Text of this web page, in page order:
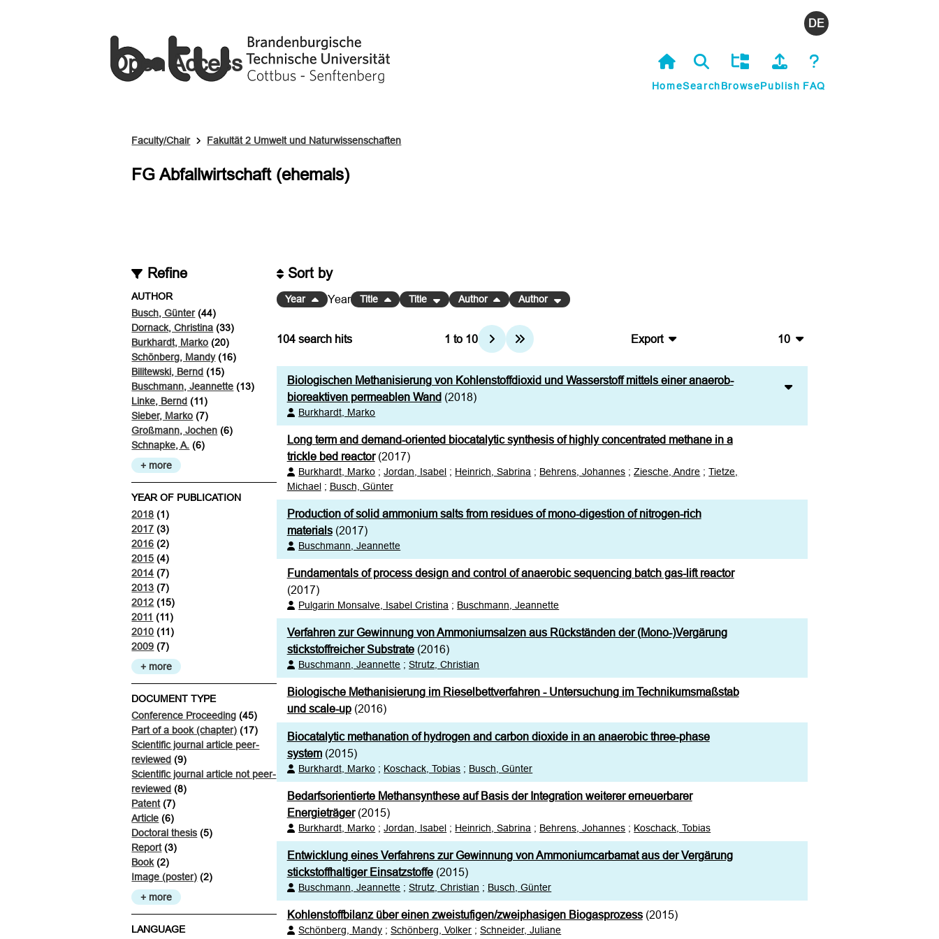
Open Access
HomeSearchBrowsePublish FAQ
Faculty/Chair Fakultät 2 Umwelt und Naturwissenschaften
FG Abfallwirtschaft (ehemals)
Refine
AUTHOR
Busch, Günter(44)
Dornack, Christina (33)
Burkhardt, Marko (20)
Schönberg, Mandy(16)
Bilitewski, Bernd (15)
Buschmann, Jeannette (13)
Linke, Bernd (11)
Sieber, Marko (7)
Großmann, Jochen (6)
Schnapke, A. (6)
+ more
YEAR OF PUBLICATION
2018 (1)
2017 (3)
2016 (2)
2015 (4)
2014 (7)
2013 (7)
2012 (15)
2011 (11)
2010 (11)
2009 (7)
+ more
DOCUMENT TYPE
Conference Proceeding (45)
Part of a book (chapter) (17)
Scientific journal article peer-
reviewed (9)
Scientific journal article not peer-
reviewed (8)
Patent(7)
Article (6)
Doctoral thesis (5)
Report(3)
Book(2)
Image (poster) (2)
+ more
LANGUAGE
104search hits 1 to 10
Export
CSV
XML
10
20
Sort by
Year Year Title Title Author Author
Biologischen Methanisierung von Kohlenstoffdioxid und Wasserstoff mittels einer anaerob-
bioreaktiven permeablen Wand (2018)
Burkhardt, Marko
Long term and demand-oriented biocatalytic synthesis of highly concentrated methane in a
trickle bed reactor(2017)
Burkhardt, Marko ;Jordan, Isabel ; Heinrich, Sabrina ; Behrens, Johannes ;Ziesche, Andre ;Tietze,
Michael; Busch, Günter
Production of solid ammonium salts from residues of mono-digestion of nitrogen-rich
materials(2017)
Buschmann, Jeannette
Fundamentals of process design and control of anaerobic sequencing batch gas-lift reactor
(2017)
Pulgarin Monsalve, Isabel Cristina ; Buschmann, Jeannette
Verfahren zur Gewinnung von Ammoniumsalzen aus Rückständen der (Mono-)Vergärung
stickstoffreicher Substrate(2016)
Buschmann, Jeannette ;Strutz, Christian
Biologische Methanisierung im Rieselbettverfahren - Untersuchung im Technikumsmaßstab
und scale-up(2016)
Biocatalytic methanation of hydrogen and carbon dioxide in an anaerobic three-phase
system(2015)
Burkhardt, Marko ; Koschack, Tobias ; Busch, Günter
Bedarfsorientierte Methansynthese auf Basis der Integration weiterer erneuerbarer
Energieträger(2015)
Burkhardt, Marko ;Jordan, Isabel ; Heinrich, Sabrina ; Behrens, Johannes ; Koschack, Tobias
Entwicklung eines Verfahrens zur Gewinnung von Ammoniumcarbamat aus der Vergärung
stickstoffhaltiger Einsatzstoffe(2015)
Buschmann, Jeannette ;Strutz, Christian ; Busch, Günter
Kohlenstoffbilanz über einen zweistufigen/zweiphasigen Biogasprozess(2015)
Schönberg, Mandy ;Schönberg, Volker ;Schneider, Juliane